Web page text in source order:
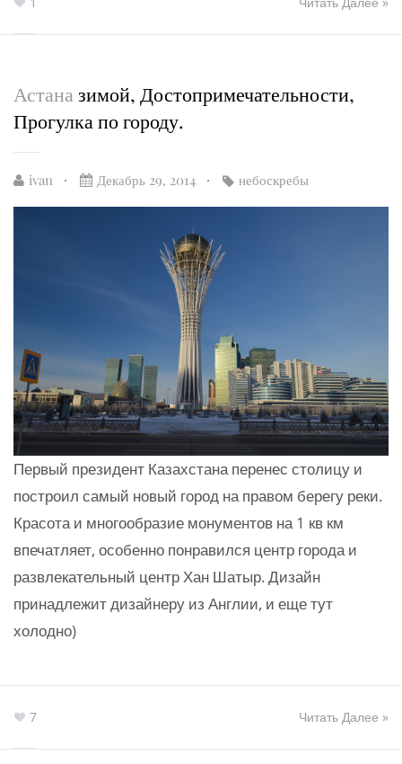
Астана зимой, Достопримечательности,
Прогулка по городу.
ivan Декабрь 29, 2014 небоскребы
Первый президент Казахстана перенес столицу и
построил самый новый город на правом берегу реки.
Красота и многообразие монументов на 1 кв км
впечатляет, особенно понравился центр города и
развлекательный центр Хан Шатыр. Дизайн
принадлежит дизайнеру из Англии, и еще тут
холодно)
7 Читать Далее »